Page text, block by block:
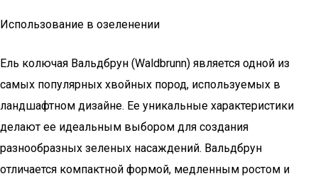
Использование в озеленении
Ель колючая Вальдбрун (Waldbrunn) является одной из
самых популярных хвойных пород, используемых в
ландшафтном дизайне. Ее уникальные характеристики
делают ее идеальным выбором для создания
разнообразных зеленых насаждений. Вальдбрун
отличается компактной формой, медленным ростом и